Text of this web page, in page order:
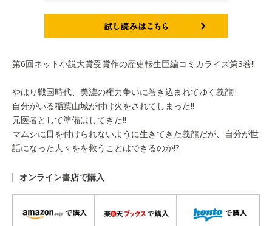
第6回ネット小説大賞受賞作の歴史転生巨編コミカライズ第3巻!!
やはり戦国時代、美濃の権力争いに巻き込まれてゆく義龍!!
自分がいる稲葉山城が付け火をされてしまった!!
元医者として準備はしてきた!!
マムシに目を付けられないように生きてきた義龍だが、自分が世
話になった人々をを救うことはできるのか!?
オンライン書店で購入